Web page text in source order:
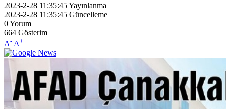
2023-2-28 11:35:45Yayınlanma
2023-2-28 11:35:45 Güncelleme
0Yorum
664 Gösterim
A- A+